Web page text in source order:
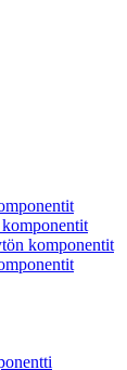
komponentit